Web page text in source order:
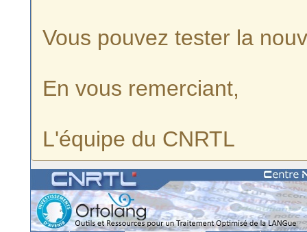
Vous pouvez tester la
En vous remerciant,
L'équipe du CNRTL